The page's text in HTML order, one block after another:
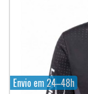
Envio em 24–48h